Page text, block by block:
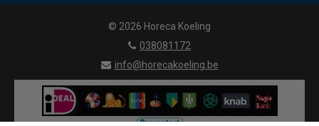
© 2026 Horeca Koeling
|
038081172
|
info@horecakoeling.be